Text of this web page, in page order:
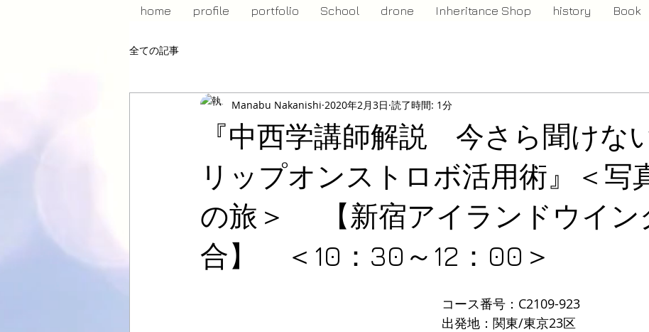
home profile portfolio School drone Inheritance Shop history Book
全ての記事
『中西学講師解説 今さら聞けな
リップオンストロボ活用術』＜写
の旅＞ 【新宿アイランドウイン
合】 ＜10：30～12：00＞
Manabu Nakanishi 2020年2月3日 読了時間: 1分
コース番号：C2109-923
出発地：関東/東京23区